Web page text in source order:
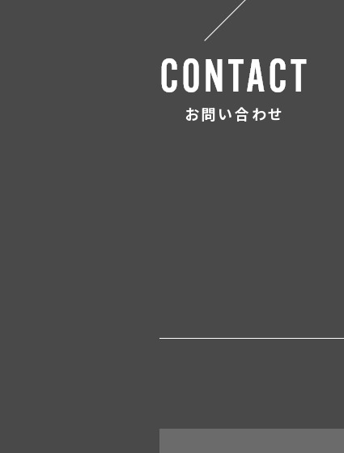
お問い合わせ